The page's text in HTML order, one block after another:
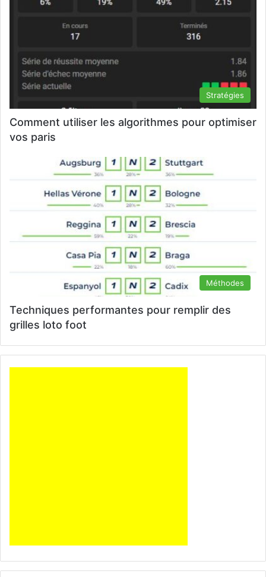
Stratégies
Comment utiliser les algorithmes pour optimiser
vos paris
Méthodes
Techniques performantes pour remplir des
grilles loto foot